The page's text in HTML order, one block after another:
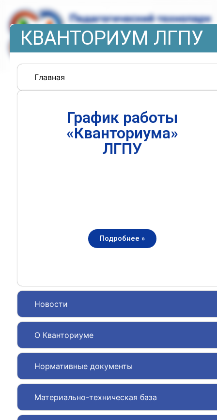
КВАНТОРИУМ ЛГПУ
Главная
Новости
О Кванториуме
Нормативные документы
Материально-техническая база
График работы
«Кванториума»
ЛГПУ
Подробнее »